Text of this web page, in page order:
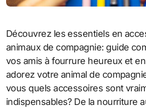
Découvrez les essentiels en accessoires pour
animaux de compagnie: guide
vos amis à fourrure heureux et
adorez votre animal de
vous quels accessoires sont
indispensables? De la nourriture